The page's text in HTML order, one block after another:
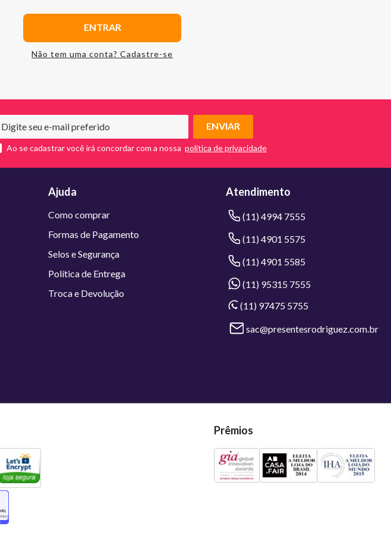
ENTRAR
Não tem uma conta? Cadastre-se
ENVIAR
Ao se cadastrar você irá concordar com a nossa
Ajuda
Como comprar
Formas de Pagamento
Selos e Segurança
Política de Entrega
Troca e Devolução
Atendimento
(11) 4994 7555
(11) 4901 5575
(11) 4901 5585
(11) 95315 7555
(11) 97475 5755
sac@presentesrodriguez.com.br
Prêmios